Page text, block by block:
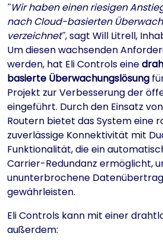
Wir haben einen riesigen
nach Cloud-basierten
verzeichnet , sagt Will Litrell,
Um diesen wachsenden
werden, hat Eli Controls eine
basierte Überwachungslösung
Projekt zur Verbesserung der
eingeführt. Durch den Einsatz von
Routern bietet das System eine
zuverlässige Konnektivität mit
Funktionalität, die ein
Carrier-Redundanz ermöglicht,
ununterbrochene
gewährleisten.
Eli Controls kann mit einer
außerdem: